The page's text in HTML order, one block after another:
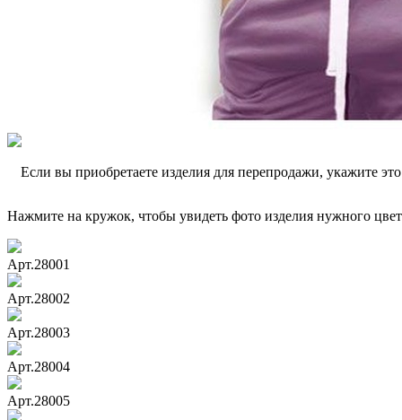
Если вы приобретаете изделия для перепродажи, укажите
Нажмите на кружок, чтобы увидеть фото изделия нужного
Арт.28001
Арт.28002
Арт.28003
Арт.28004
Арт.28005